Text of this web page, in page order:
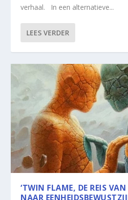
verhaal. In een alternatieve...
LEES VERDER
‘TWIN FLAME, DE REIS
NAAR